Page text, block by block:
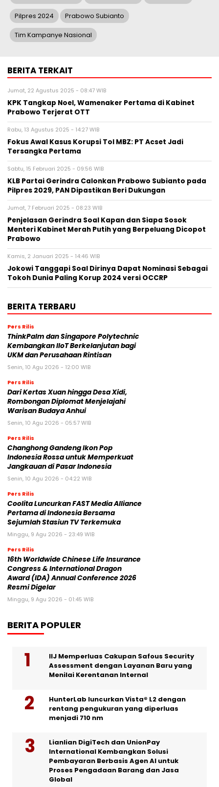
Pilpres 2024 Prabowo Subianto
Tim Kampanye Nasional
BERITA TERKAIT
Jumat, 22 Agustus 2025 - 08:47 WIB
KPK Tangkap Noel, Wamenaker Pertama di Kabinet
Prabowo Terjerat OTT
Rabu, 13 Agustus 2025 - 14:27 WIB
Fokus Awal Kasus Korupsi Tol MBZ: PT Acset Jadi
Tersangka Pertama
Sabtu, 15 Februari 2025 - 09:56 WIB
KLB Partai Gerindra Calonkan Prabowo Subianto pada
Pilpres 2029, PAN Dipastikan Beri Dukungan
Jumat, 7 Februari 2025 - 08:23 WIB
Penjelasan Gerindra Soal Kapan dan Siapa Sosok
Menteri Kabinet Merah Putih yang Berpeluang Dicopot
Prabowo
Kamis, 2 Januari 2025 - 14:46 WIB
Jokowi Tanggapi Soal Dirinya Dapat Nominasi Sebagai
Tokoh Dunia Paling Korup 2024 versi OCCRP
BERITA TERBARU
Pers Rilis
ThinkPalm dan Singapore Polytechnic
Kembangkan IIoT Berkelanjutan bagi
UKM dan Perusahaan Rintisan
Senin, 10 Agu 2026 - 12:00 WIB
Pers Rilis
Dari Kertas Xuan hingga Desa Xidi,
Rombongan Diplomat Menjelajahi
Warisan Budaya Anhui
Senin, 10 Agu 2026 - 05:57 WIB
Pers Rilis
Changhong Gandeng Ikon Pop
Indonesia Rossa untuk Memperkuat
Jangkauan di Pasar Indonesia
Senin, 10 Agu 2026 - 04:22 WIB
Pers Rilis
Coolita Luncurkan FAST Media Alliance
Pertama di Indonesia Bersama
Sejumlah Stasiun TV Terkemuka
Minggu, 9 Agu 2026 - 23:49 WIB
Pers Rilis
16th Worldwide Chinese Life Insurance
Congress & International Dragon
Award (IDA) Annual Conference 2026
Resmi Digelar
Minggu, 9 Agu 2026 - 01:45 WIB
BERITA POPULER
IIJ Memperluas Cakupan Safous Security
Assessment dengan Layanan Baru yang
Menilai Kerentanan Internal
HunterLab luncurkan Vista® L2 dengan
rentang pengukuran yang diperluas
menjadi 710 nm
Lianlian DigiTech dan UnionPay
International Kembangkan Solusi
Pembayaran Berbasis Agen AI untuk
Proses Pengadaan Barang dan Jasa
Global